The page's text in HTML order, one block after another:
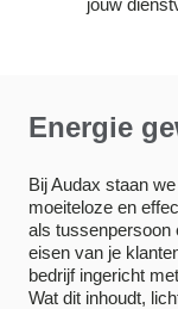
Energie
Bij Audax staan
moeiteloze en
als tussenpersoon
eisen van je
bedrijf ingericht
Wat dit inhoudt,